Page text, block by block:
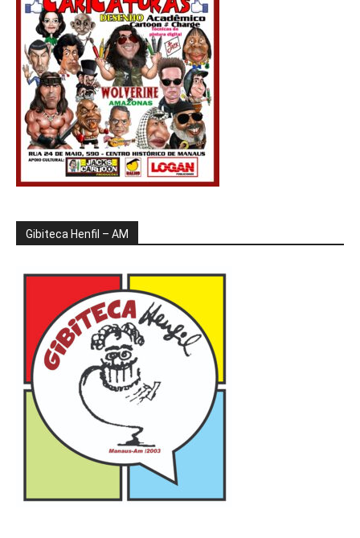
Gibiteca Henfil – AM